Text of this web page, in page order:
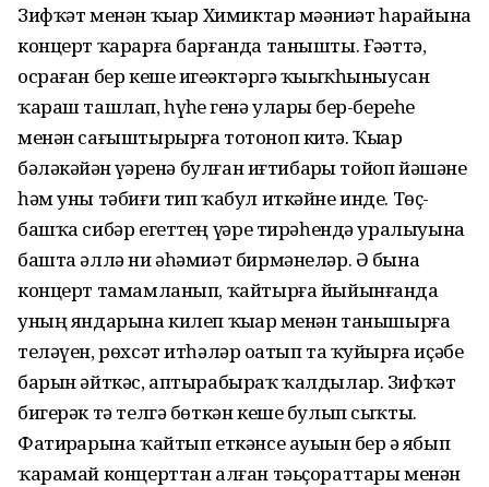
Зифҡәт менән ҡыҙҙар Химиктар мәҙәниәт һарайына
концерт ҡарарға барғанда танышты. Ғәҙәттә,
осраған бер кеше игеҙәктәргә ҡыҙыҡһыныусан
ҡараш ташлап, һүҙһеҙ генә уларҙы бер-береһе
менән сағыштырырға тотоноп китә. Ҡыҙҙар
бәләкәйҙән үҙҙәренә булған иғтибарҙы тойоп йәшәне
һәм уны тәбиғи тип ҡабул иткәйне инде. Төҫ-
башҡа сибәр егеттең үҙҙәре тирәһендә уралыуына
башта әллә ни әһәмиәт бирмәнеләр. Ә бына
концерт тамамланып, ҡайтырға йыйынғанда
уның яндарына килеп ҡыҙҙар менән танышырға
теләүен, рөхсәт итһәләр оҙатып та ҡуйырға иҫәбе
барын әйткәс, аптырабыраҡ ҡалдылар. Зифҡәт
бигерәк тә телгә бөткән кеше булып сыҡты.
Фатирҙарына ҡайтып еткәнсе ауыҙын бер ҙә ябып
ҡарамай концерттан алған тәьҫораттары менән